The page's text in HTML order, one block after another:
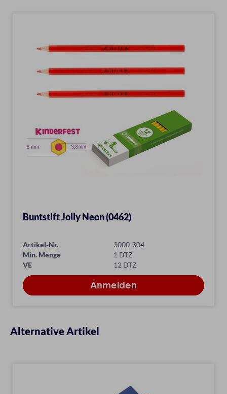
Buntstift Jolly Neon (0462)
Artikel-Nr.
3000-304
Min. Menge
1 DTZ
VE
12 DTZ
Alternative Artikel